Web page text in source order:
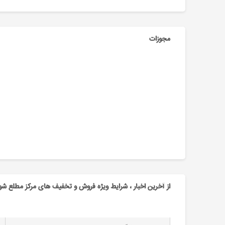
مجوزات
از آخرین اخبار ، شرایط ویژه فروش و تخفیف های مرکز مطلع